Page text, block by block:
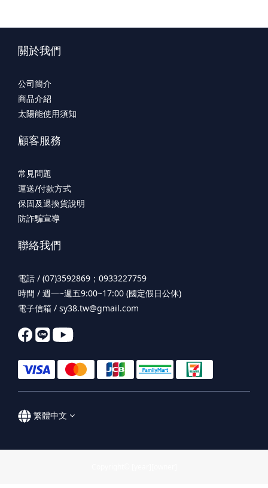
關於我們
公司簡介
商品介紹
太陽能使用須知
顧客服務
常見問題
運送/付款方式
保固及退換貨說明
防詐騙宣導
聯絡我們
電話 / (07)3592869；0933227759
時間 / 週一~週五9:00~17:00 (國定假日公休)
電子信箱 / sy38.tw@gmail.com
繁體中文